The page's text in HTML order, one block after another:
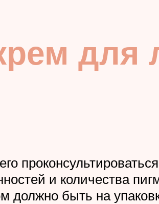
для
и количества
должно быть на